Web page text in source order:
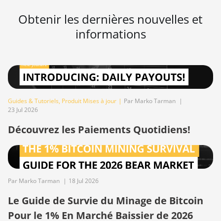
BITMAIN AntMiner T9+
BITMAIN AntMiner Z11
BITMAIN AntMiner Z11j
BITMAIN AntMiner Z15e
BITMAIN AntMiner Z15j
BITMAIN Antminer S19
Hyd. (152Th)
BITMAIN Antminer S19
Hydro (158Th)
Obtenir les dernières nouvelles et
informations
Guides & Tutoriels, Produit Mises à jour | Par Marko Tarman |
23 Jul 2026
Découvrez les Paiements Quotidiens!
Par Marko Tarman | 18 Jul 2026
Le Guide de Survie du Minage de Bitcoin
Pour le 1% En Marché Baissier de 2026